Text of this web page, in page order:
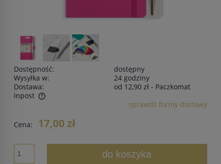
Dostępność:
dostępny
Wysyłka w:
24 godziny
Dostawa:
od 12,90 zł - Paczkomat
Inpost
Cena nie zawiera ewentualnych kosztów płatności
sprawdź formy dostawy
Cena: 17,00 zł
do koszyka